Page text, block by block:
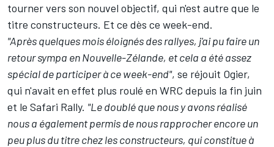
tourner vers son nouvel objectif, qui n'est autre que le
titre constructeurs. Et ce dès ce week-end.
"Après quelques mois éloignés des rallyes, j'ai pu faire un
retour sympa en Nouvelle-Zélande, et cela a été assez
spécial de participer à ce week-end", se réjouit Ogier,
qui n'avait en effet plus roulé en WRC depuis la fin juin
et le Safari Rally. "Le doublé que nous y avons réalisé
nous a également permis de nous rapprocher encore un
peu plus du titre chez les constructeurs, qui constitue à